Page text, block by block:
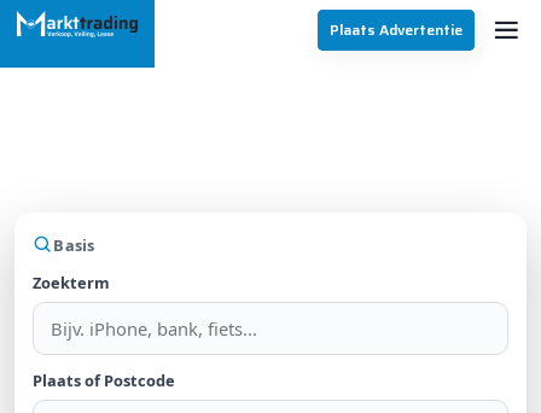
Plaats Advertentie
Basis
Zoekterm
Plaats of Postcode